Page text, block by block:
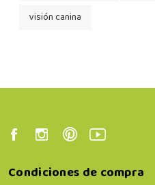
visión canina
Condiciones de compra